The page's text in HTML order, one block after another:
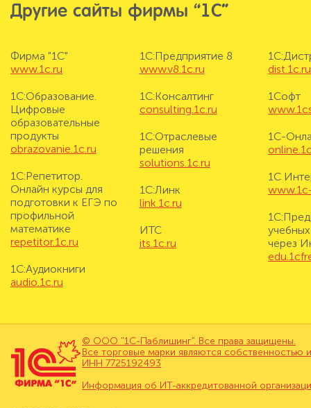
Другие сайты фирмы “1С”
Фирма "1С"
www.1c.ru
1С:Образование.
Цифровые
образовательные
продукты
obrazovanie.1c.ru
1С:Репетитор.
Онлайн курсы для
подготовки к ЕГЭ по
профильной
математике
repetitor.1c.ru
1С:Аудиокниги
audio.1c.ru
1С:Предприятие 8
www.v8.1c.ru
1С:Консалтинг
consulting.1c.ru
1С:Отраслевые
решения
solutions.1c.ru
1С:Линк
link.1c.ru
ИТС
its.1c.ru
dist.1c.ru
1Софт
1С-
1С
через
© ООО "1С-Паблишинг". Все права защищены.
Все торговые марки являются собственностью
ИНН 7725192493
Информация об ИТ-аккредитованной